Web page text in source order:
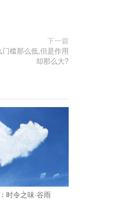
下一篇
槛那么低,但是作用
却那么大?
时令之味·谷雨